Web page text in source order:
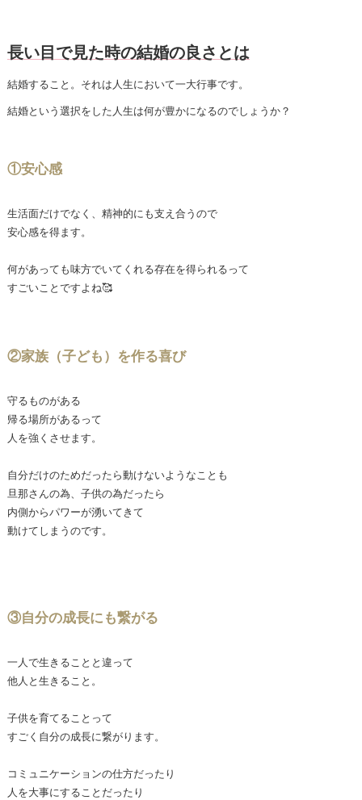
長い目で見た時の結婚の良さとは
結婚すること。それは人生において一大行事です。
結婚という選択をした人生は何が豊かになるのでしょうか？
①安心感
生活面だけでなく、精神的にも支え合うので
安心感を得ます。
何があっても味方でいてくれる存在を得られるって
すごいことですよね🥰
②家族（子ども）を作る喜び
守るものがある
帰る場所があるって
人を強くさせます。
自分だけのためだったら動けないようなことも
旦那さんの為、子供の為だったら
内側からパワーが湧いてきて
動けてしまうのです。
③自分の成長にも繋がる
一人で生きることと違って
他人と生きること。
子供を育てることって
すごく自分の成長に繋がります。
コミュニケーションの仕方だったり
人を大事にすることだったり